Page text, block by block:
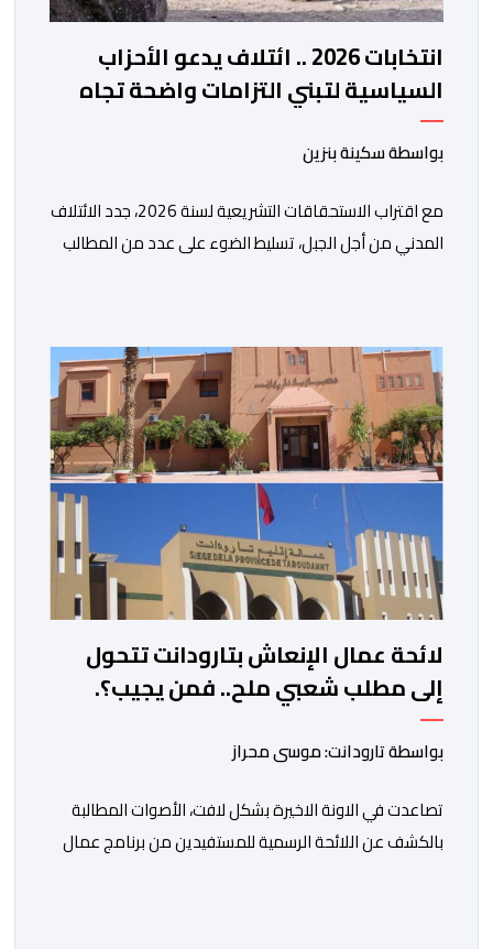
انتخابات 2026 .. ائتلاف يدعو الأحزاب
السياسية لتبني التزامات واضحة تجاه
المناطق الجبلية
بواسطة سكينة بنزين
مع اقتراب الاستحقاقات التشريعية لسنة 2026، جدد الائتلاف
المدني من أجل الجبل، تسليط الضوء على عدد من المطالب
ادراج 10 التزامات ضمن برامجها الانتخابية المنتظرة، في إطار
تعاقد سياسي مع المناطق الجبلية والانتقال من الوعود
الانتخابية إلى التزامات عملية […]
لائحة عمال الإنعاش بتارودانت تتحول
إلى مطلب شعبي ملح.. فمن يجيب؟.
بواسطة تارودانت: موسى محراز
تصاعدت في الاونة الاخيرة بشكل لافت، الأصوات المطالبة
بالكشف عن اللائحة الرسمية للمستفيدين من برنامج عمال